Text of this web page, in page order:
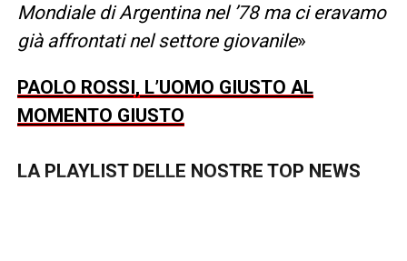
Mondiale di Argentina nel ’78 ma ci eravamo
già affrontati nel settore giovanile»
PAOLO ROSSI, L’UOMO GIUSTO AL
MOMENTO GIUSTO
LA PLAYLIST DELLE NOSTRE TOP NEWS